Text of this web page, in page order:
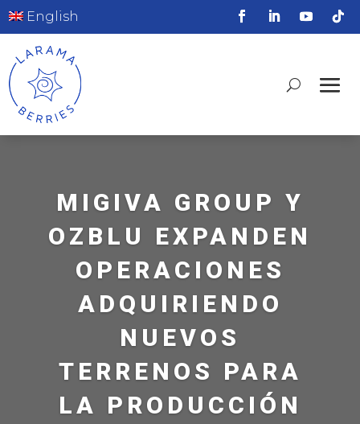
English
MIGIVA GROUP Y
OZBLU EXPANDEN
OPERACIONES
ADQUIRIENDO
NUEVOS
TERRENOS PARA
LA PRODUCCIÓN